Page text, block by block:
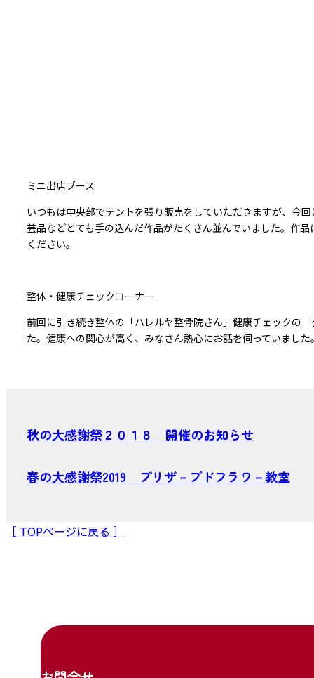
ミニ出店ブース
いつもは中央部でテントを張り販売をしていただきますが、今
芸品などとても手の込んだ作品がたくさん並んでいました。作
ください。
整体・健康チェックコーナー
前回に引き続き整体の「ハレルヤ整骨院さん」健康チェックの
た。健康への関心が高く、みなさん熱心にお話を伺っていました
秋の大感謝祭２０１８ 開催のお知らせ
春の大感謝祭2019 プリザ－ブドフラワ－教室
［ TOPページに戻る ］